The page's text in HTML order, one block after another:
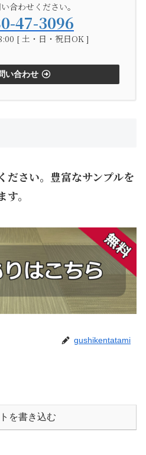
合わせください。
47-3096
[ 土・日・祝日OK ]
い合わせ
ださい。豊富なサンプルを
。
gushikentatami
を書き込む